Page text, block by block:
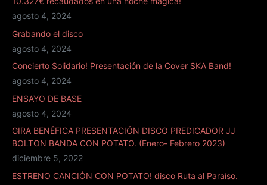
agosto 4, 2024
Grabando el disco
agosto 4, 2024
Concierto Solidario! Presentación de la Cover SKA Band!
agosto 4, 2024
ENSAYO DE BASE
agosto 4, 2024
GIRA BENÉFICA PRESENTACIÓN DISCO PREDICADOR JJ
BOLTON BANDA CON POTATO. (Enero- Febrero 2023)
diciembre 5, 2022
ESTRENO CANCIÓN CON POTATO! disco Ruta al Paraíso.